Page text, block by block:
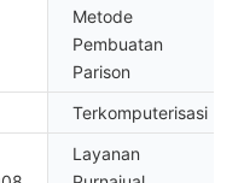
Metode
Pembuatan
Parison
Terkomputerisasi
Layanan